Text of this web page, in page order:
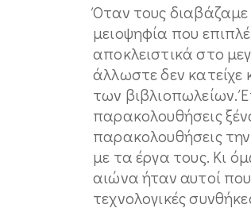
Όταν τους
μειοψηφία που
αποκλειστικά στο
άλλωστε δεν κατείχε
των βιβλιοπωλείων.
παρακολουθήσεις
παρακολουθήσεις
με τα έργα τους. Κι
αιώνα ήταν αυτοί
τεχνολογικές